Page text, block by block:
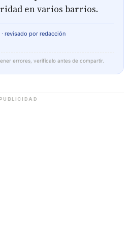
en varios barrios.
revisado por redacción
errores, verifícalo antes de compartir.
PUBLICIDAD